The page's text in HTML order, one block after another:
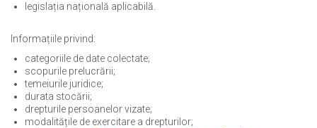
legislația națională aplicabilă.
Informațiile privind:
categoriile de date colectate;
scopurile prelucrării;
temeiurile juridice;
durata stocării;
drepturile persoanelor vizate;
modalitățile de exercitare a drepturilor;